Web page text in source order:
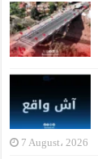
7 August، 2026